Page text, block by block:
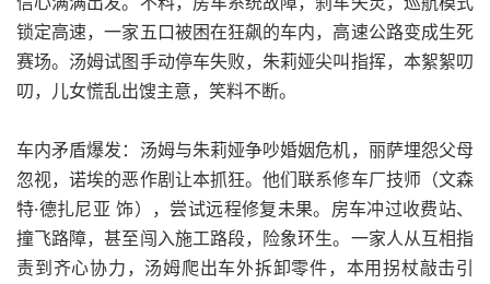
锁定高速，一家五口被困在狂飙的车内，高速公路变成生死
赛场。汤姆试图手动停车失败，朱莉娅尖叫指挥，本絮絮叨
叨，儿女慌乱出馊主意，笑料不断。
车内矛盾爆发：汤姆与朱莉娅争吵婚姻危机，丽萨埋怨父母
忽视，诺埃的恶作剧让本抓狂。他们联系修车厂技师（文森
特·德扎尼亚 饰），尝试远程修复未果。房车冲过收费站、
撞飞路障，甚至闯入施工路段，险象环生。一家人从互相指
责到齐心协力，汤姆爬出车外拆卸零件，本用拐杖敲击引